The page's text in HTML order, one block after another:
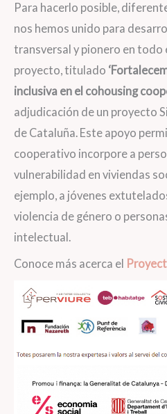
Para hacerlo posible,
nos hemos unido para
transversal y pionero en
proyecto, titulado
inclusiva en el cohousing
adjudicación de un proyecto
de Cataluña. Este apoyo
cooperativo incorpore a
vulnerabilidad en viviendas
ejemplo, a jóvenes
violencia de género o
intelectual.
Conoce más acerca el